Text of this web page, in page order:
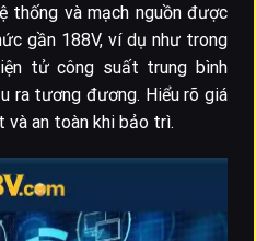
thống và mạch nguồn được
gần 188V, ví dụ như trong
tử công suất trung bình
ra tương đương. Hiểu rõ giá
và an toàn khi bảo trì.